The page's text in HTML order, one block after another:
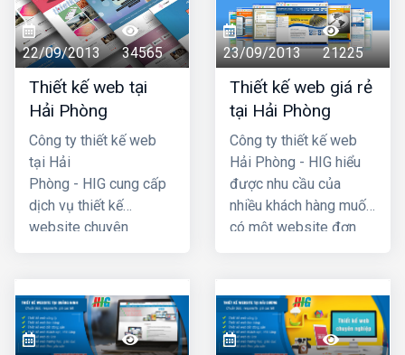
22/09/2013 34565
Thiết kế web tại
Hải Phòng
Công ty thiết kế web
tại Hải
Phòng - HIG cung cấp
dịch vụ thiết kế
website chuyên
kế web hợp lý, giá cả
cạnh tranh nhất. Công
ty chúng tôi có đội ngũ
23/09/2013 21225
Thiết kế web giá rẻ
tại Hải Phòng
Công ty thiết kế web
Hải Phòng - HIG hiểu
được nhu cầu của
nhiều khách hàng muốn
có một website đơn
đưa ra chương trình
thiết kế website giá rẻ
tại hải phòng chỉ với